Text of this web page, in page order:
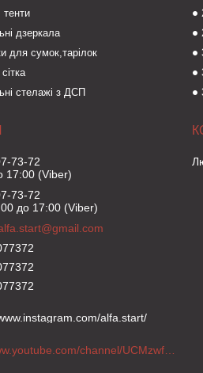
дзеркала
для сумок,тарілок
стелажі з ДСП
73-72
17:00 (Viber)
73-72
до 17:00 (Viber)
alfa.start/